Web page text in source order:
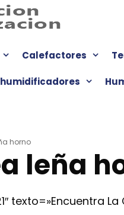
Calefactores
horno
leña
texto=»Encuentra